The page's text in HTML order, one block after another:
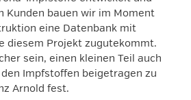
Kunden bauen wir im Moment
eine Datenbank mit
diesem Projekt zugutekommt.
sein, einen kleinen Teil auch
Impfstoffen beigetragen zu
Arnold fest.